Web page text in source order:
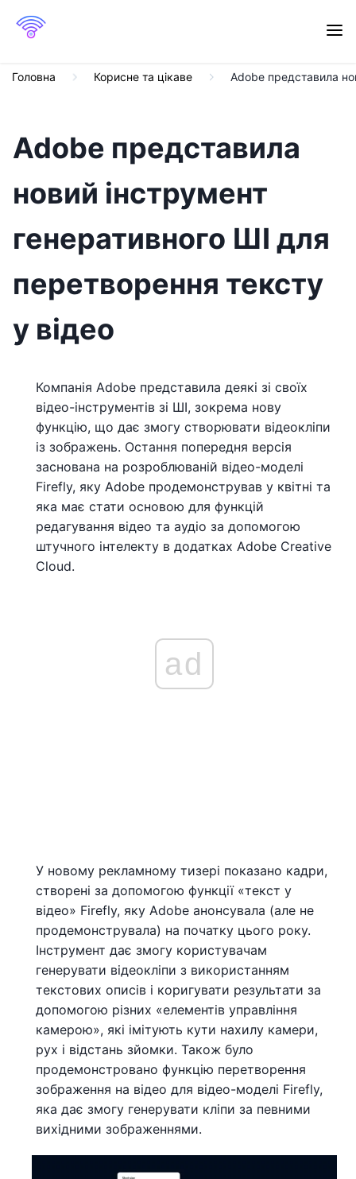
Головна Корисне та цікаве Adobe представила
Adobe представила
новий інструмент
генеративного ШІ для
перетворення тексту
у відео
Компанія Adobe представила деякі зі своїх
відео-інструментів зі ШІ, зокрема нову
функцію, що дає змогу створювати відеокліпи
із зображень. Остання попередня версія
заснована на розроблюваній відео-моделі
Firefly, яку Adobe продемонстрував у квітні та
яка має стати основою для функцій
редагування відео та аудіо за допомогою
штучного інтелекту в додатках Adobe Creative
Cloud.
ad
У новому рекламному тизері показано кадри,
створені за допомогою функції «текст у
відео» Firefly, яку Adobe анонсувала (але не
продемонструвала) на початку цього року.
Інструмент дає змогу користувачам
генерувати відеокліпи з використанням
текстових описів і коригувати результати за
допомогою різних «елементів управління
камерою», які імітують кути нахилу камери,
рух і відстань зйомки. Також було
продемонстровано функцію перетворення
зображення на відео для відео-моделі Firefly,
яка дає змогу генерувати кліпи за певними
вихідними зображеннями.